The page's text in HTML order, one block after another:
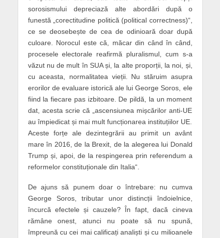
sorosismului depreciază alte abordări după o
funestă „corectitudine politică (political correctness)“,
ce se deosebește de cea de odinioară doar după
culoare. Norocul este că, măcar din când în când,
procesele electorale reafirmă pluralismul, cum s-a
văzut nu de mult în SUA și, la alte proporții, la noi, și,
cu aceasta, normalitatea vieții. Nu stăruim asupra
erorilor de evaluare istorică ale lui George Soros, ele
fiind la fiecare pas izbitoare. De pildă, la un moment
dat, acesta scrie că „ascensiunea mișcărilor anti-UE
au împiedicat și mai mult funcționarea instituțiilor UE.
Aceste forțe ale dezintegrării au primit un avânt
mare în 2016, de la Brexit, de la alegerea lui Donald
Trump și, apoi, de la respingerea prin referendum a
reformelor constituționale din Italia“.
De ajuns să punem doar o întrebare: nu cumva
George Soros, tributar unor distincții îndoielnice,
încurcă efectele și cauzele? În fapt, dacă cineva
rămâne onest, atunci nu poate să nu spună,
împreună cu cei mai calificați analiști și cu milioanele